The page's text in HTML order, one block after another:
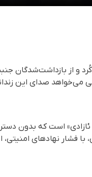
و از بازداشت‌شدگان
می‌خواهد صدای این
ژیان، ئازادی» است که
فشار نهادهای امنیتی،